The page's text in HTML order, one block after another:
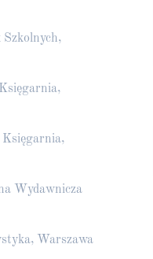
Księgarnia,
Wydawnicza
Warszawa